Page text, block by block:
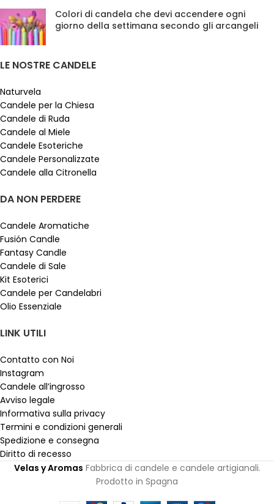
Colori di candela che devi accendere ogni
giorno della settimana secondo gli arcangeli
LE NOSTRE CANDELE
Naturvela
Candele per la Chiesa
Candele di Ruda
Candele al Miele
Candele Esoteriche
Candele Personalizzate
Candele alla Citronella
DA NON PERDERE
Candele Aromatiche
Fusión Candle
Fantasy Candle
Candele di Sale
Kit Esoterici
Candele per Candelabri
Olio Essenziale
LINK UTILI
Contatto con Noi
Instagram
Candele all’ingrosso
Avviso legale
Informativa sulla privacy
Termini e condizioni generali
Spedizione e consegna
Diritto di recesso
Velas y Aromas Fabbrica di candele e candele artigianali.
Prodotto in Spagna